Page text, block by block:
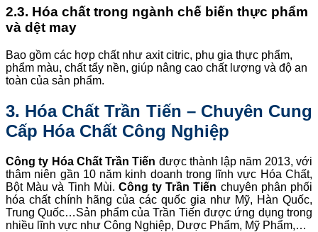
2.3. Hóa chất trong ngành chế biến thực phẩm
và dệt may
Bao gồm các hợp chất như axit citric, phụ gia thực phẩm,
phẩm màu, chất tẩy nền, giúp nâng cao chất lượng và độ an
toàn của sản phẩm.
3. Hóa Chất Trần Tiến – Chuyên Cung
Cấp Hóa Chất Công Nghiệp
Công ty Hóa Chất Trần Tiến được thành lập năm 2013, với
thâm niên gần 10 năm kinh doanh trong lĩnh vực Hóa Chất,
Bột Màu và Tinh Mùi. Công ty Trần Tiến chuyên phân phối
hóa chất chính hãng của các quốc gia như Mỹ, Hàn Quốc,
Trung Quốc…Sản phẩm của Trần Tiến được ứng dụng trong
nhiều lĩnh vực như Công Nghiệp, Dược Phẩm, Mỹ Phẩm,…